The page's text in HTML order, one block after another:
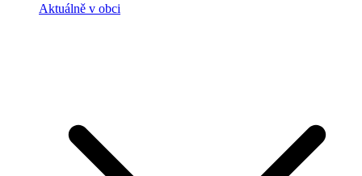
Aktuálně v obci